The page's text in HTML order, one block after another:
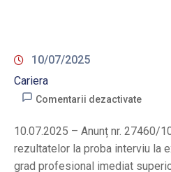
10/07/2025
Cariera
Comentarii dezactivate
10.07.2025 – Anunț nr. 27460/
rezultatelor la proba interviu la
grad profesional imediat